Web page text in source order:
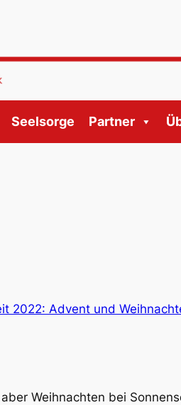
Seelsorge Partner
2022: Advent und
Weihnachten bei